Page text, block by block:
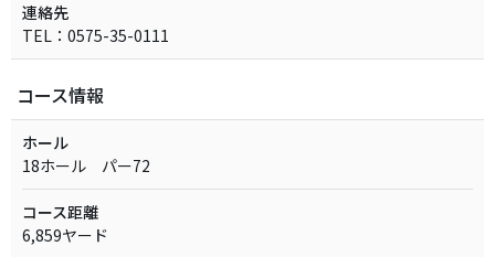
連絡先
TEL：0575-35-0111
コース情報
ホール
18ホール パー72
コース距離
6,859ヤード